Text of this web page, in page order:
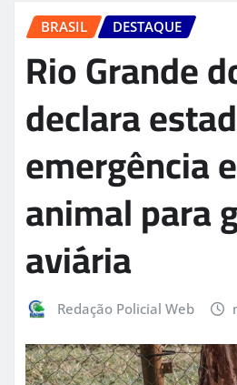
BRASIL DESTAQUE
Rio Grande
declara
emergência
animal para
aviária
Redação Policial Web